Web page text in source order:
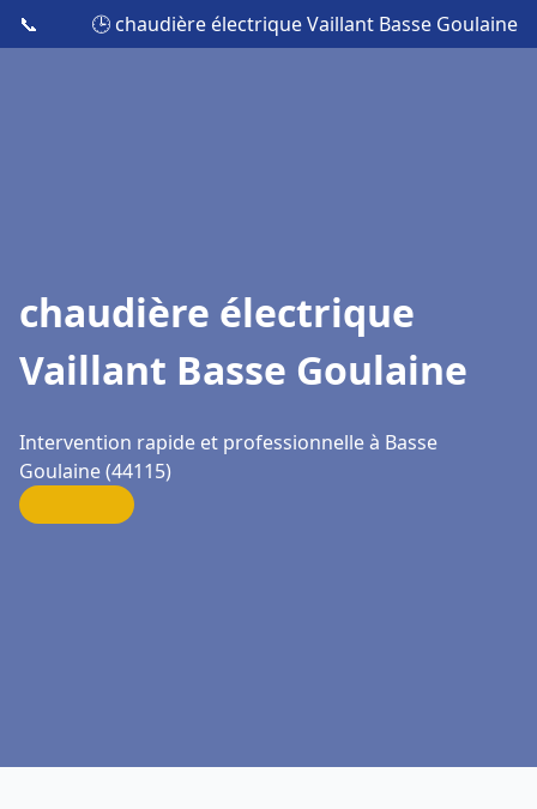
📞 🕒 chaudière électrique Vaillant Basse Goulaine
chaudière électrique
Vaillant Basse Goulaine
Intervention rapide et professionnelle à Basse
Goulaine (44115)